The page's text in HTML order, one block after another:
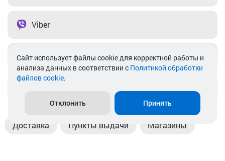
Viber
Telegram
Доставка Пункты выдачи Магазины
Cайт использует файлы cookie для корректной работы и
анализа данных в соответствии с Политикой обработки
файлов cookie.
Отклонить Принять